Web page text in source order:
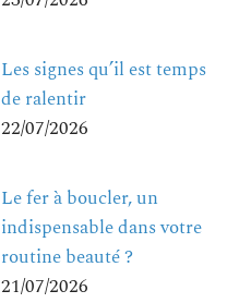
Les signes qu’il est temps
de ralentir
22/07/2026
Le fer à boucler, un
indispensable dans votre
routine beauté ?
21/07/2026